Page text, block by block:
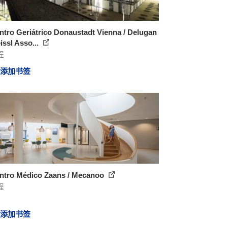
Geriátrico Donaustadt Vienna / Delugan
Asso...
添加书签
Médico Zaans / Mecanoo
添加书签